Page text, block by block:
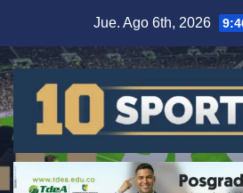
Jue. Ago 6th, 2026